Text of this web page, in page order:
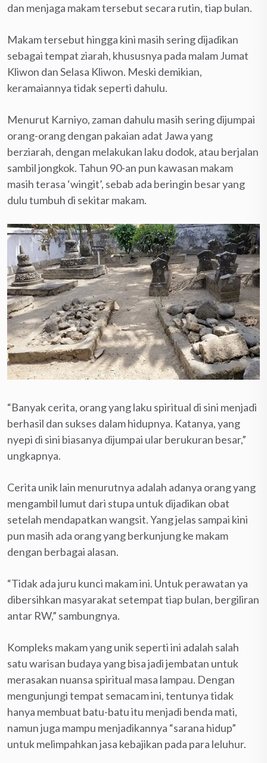
dan menjaga makam tersebut secara rutin, tiap bulan.
Makam tersebut hingga kini masih sering dijadikan
sebagai tempat ziarah, khususnya pada malam Jumat
Kliwon dan Selasa Kliwon. Meski demikian,
keramaiannya tidak seperti dahulu.
Menurut Karniyo, zaman dahulu masih sering dijumpai
orang-orang dengan pakaian adat Jawa yang
berziarah, dengan melakukan laku dodok, atau berjalan
sambil jongkok. Tahun 90-an pun kawasan makam
masih terasa ‘wingit’, sebab ada beringin besar yang
dulu tumbuh di sekitar makam.
“Banyak cerita, orang yang laku spiritual di sini menjadi
berhasil dan sukses dalam hidupnya. Katanya, yang
nyepi di sini biasanya dijumpai ular berukuran besar,”
ungkapnya.
Cerita unik lain menurutnya adalah adanya orang yang
mengambil lumut dari stupa untuk dijadikan obat
setelah mendapatkan wangsit. Yang jelas sampai kini
pun masih ada orang yang berkunjung ke makam
dengan berbagai alasan.
“Tidak ada juru kunci makam ini. Untuk perawatan ya
dibersihkan masyarakat setempat tiap bulan, bergiliran
antar RW,” sambungnya.
Kompleks makam yang unik seperti ini adalah salah
satu warisan budaya yang bisa jadi jembatan untuk
merasakan nuansa spiritual masa lampau. Dengan
mengunjungi tempat semacam ini, tentunya tidak
hanya membuat batu-batu itu menjadi benda mati,
namun juga mampu menjadikannya “sarana hidup”
untuk melimpahkan jasa kebajikan pada para leluhur.